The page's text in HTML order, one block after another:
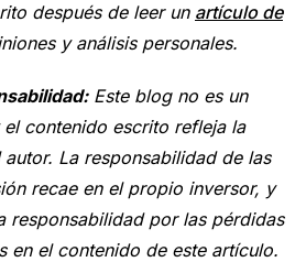
después de leer un artículo de
y análisis personales.
Este blog no es un
contenido escrito refleja la
La responsabilidad de las
recae en el propio inversor, y
responsabilidad por las pérdidas
en el contenido de este artículo.